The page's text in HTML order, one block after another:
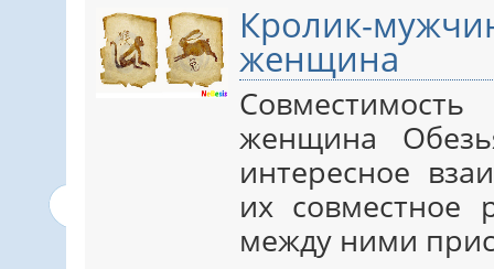
Кролик-
женщина
женщина
интересное
их совместное
между ними